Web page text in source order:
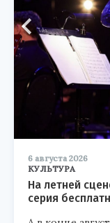
6 августа 2026
КУЛЬТУРА
На летней
серия